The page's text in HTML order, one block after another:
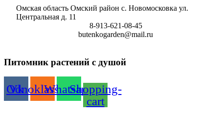
Перейти
Омская область Омский район с. Новомосковка ул.
Центральная д. 11
8-913-621-08-45
butenkogarden@mail.ru
Питомник растений с душой
Vk
Odnoklassniki
WhatsappShopping-
cart